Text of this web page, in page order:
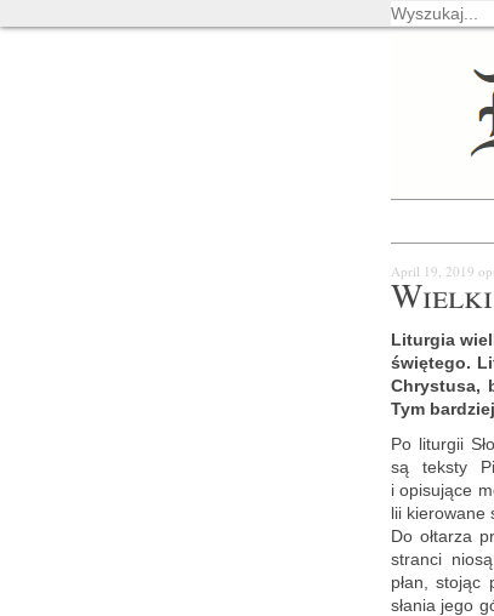
April 19, 2019
Li­tur­gia
świę­te­go.
Chry­stu­sa,
Tym
Po li­tur­gii
są tek­sty
i opi­su­ją­ce
lii kie­ro­wa­ne
Do oł­ta­rza
stran­ci
płan, sto­jąc
sła­nia jego